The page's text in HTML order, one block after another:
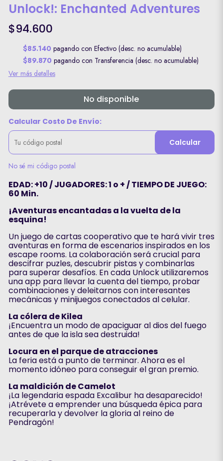
Unlock!: Enchanted Adventures
$94.600
$85.140 pagando con Efectivo (desc. no acumulable)
$89.870 pagando con Transferencia (desc. no acumulable)
Ver más detalles
No disponible
Calcular Costo De Envío:
Calcular
No sé mi código postal
EDAD: +10 / JUGADORES: 1 o + / TIEMPO DE JUEGO:
60 Min.
¡Aventuras encantadas a la vuelta de la
esquina!
Un juego de cartas cooperativo que te hará vivir tres
aventuras en forma de escenarios inspirados en los
escape rooms. La colaboración será crucial para
descifrar puzles, descubrir pistas y combinarlas
para superar desafíos. En cada Unlock utilizaremos
una app para llevar la cuenta del tiempo, probar
combinaciones y deleitarnos con interesantes
mecánicas y minijuegos conectados al celular.
La cólera de Kilea
¡Encuentra un modo de apaciguar al dios del fuego
antes de que la isla sea destruida!
Locura en el parque de atracciones
La feria está a punto de terminar. Ahora es el
momento idóneo para conseguir el gran premio.
La maldición de Camelot
¡La legendaria espada Excalibur ha desaparecido!
¡Atrévete a emprender una búsqueda épica para
recuperarla y devolver la gloria al reino de
Pendragón!